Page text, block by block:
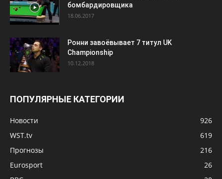
бомбардировщика
18.06.2017
Ронни завоёвывает 7 титул UK
Championship
10.12.2018
ПОПУЛЯРНЫЕ КАТЕГОРИИ
Новости
926
WST.tv
619
Прогнозы
216
Eurosport
26